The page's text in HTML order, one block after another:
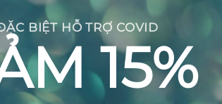
BIỆT HỖ TRỢ COVID
15%